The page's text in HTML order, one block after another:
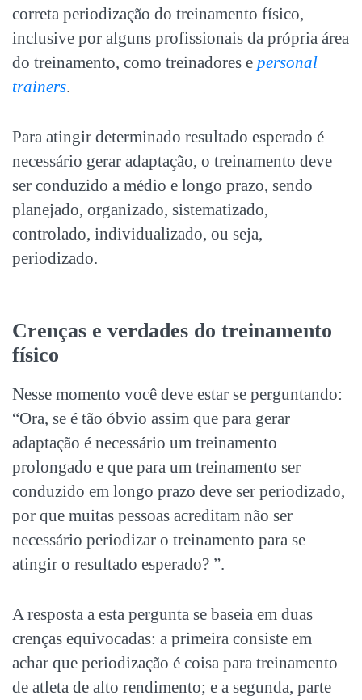
correta periodização do treinamento físico,
inclusive por alguns profissionais da própria área
do treinamento, como treinadores e personal
trainers.
Para atingir determinado resultado esperado é
necessário gerar adaptação, o treinamento deve
ser conduzido a médio e longo prazo, sendo
planejado, organizado, sistematizado,
controlado, individualizado, ou seja,
periodizado.
Crenças e verdades do treinamento
físico
Nesse momento você deve estar se perguntando:
“Ora, se é tão óbvio assim que para gerar
adaptação é necessário um treinamento
prolongado e que para um treinamento ser
conduzido em longo prazo deve ser periodizado,
por que muitas pessoas acreditam não ser
necessário periodizar o treinamento para se
atingir o resultado esperado? ”.
A resposta a esta pergunta se baseia em duas
crenças equivocadas: a primeira consiste em
achar que periodização é coisa para treinamento
de atleta de alto rendimento; e a segunda, parte